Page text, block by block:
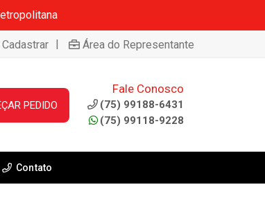
| Área do Representante
PEDIDO
Fale Conosco
(75) 99188-6431
(75) 99118-9228
Contato